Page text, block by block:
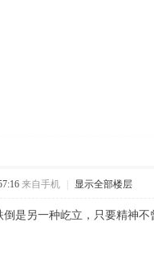
来自手机 显示全部楼层
是另一种屹立，只要精神不